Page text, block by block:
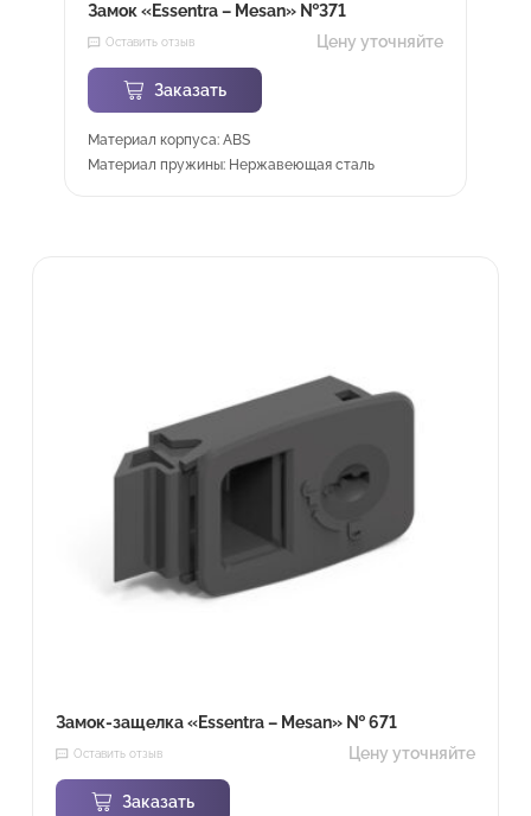
Замок «Essentra – Mesan» №371
Оставить отзыв Цену уточняйте
Заказать
Материал корпуса: ABS
Материал пружины: Нержавеющая сталь
Замок-защелка «Essentra – Mesan» № 671
Оставить отзыв Цену уточняйте
Заказать